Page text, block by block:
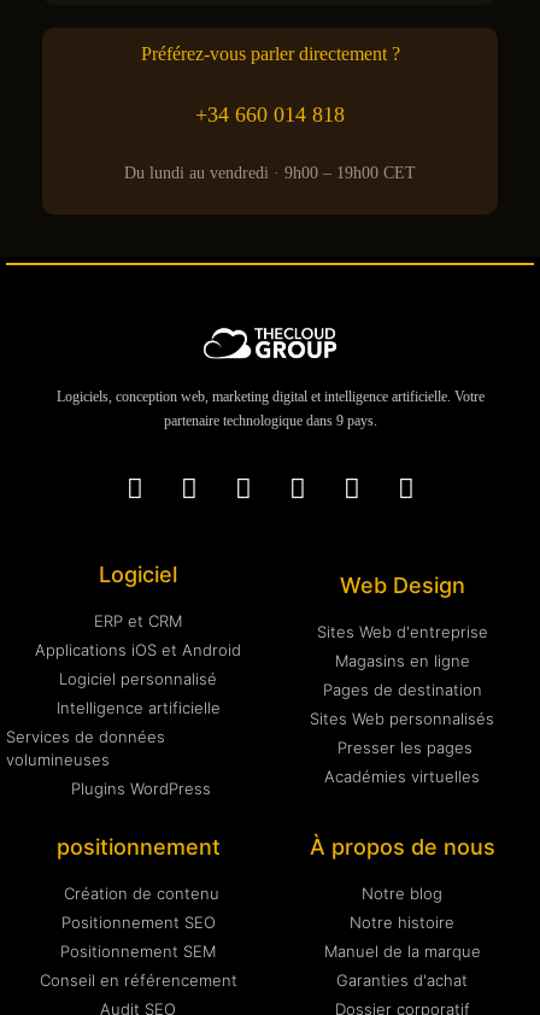
Préférez-vous parler directement ?
+34 660 014 818
Du lundi au vendredi · 9h00 – 19h00 CET
Logiciels, conception web, marketing digital et intelligence artificielle. Votre
partenaire technologique dans 9 pays.
Logiciel
ERP et CRM
Applications iOS et Android
Logiciel personnalisé
Intelligence artificielle
Services de données
volumineuses
Plugins WordPress
Web Design
Sites Web d'entreprise
Magasins en ligne
Pages de destination
Sites Web personnalisés
Presser les pages
Académies virtuelles
positionnement
Création de contenu
Positionnement SEO
Positionnement SEM
Conseil en référencement
Audit SEO
À propos de nous
Notre blog
Notre histoire
Manuel de la marque
Garanties d'achat
Dossier corporatif